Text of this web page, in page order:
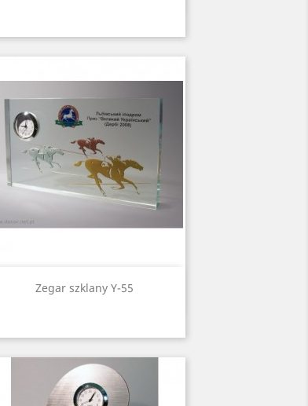
Zegar szklany Y-55
Quick view